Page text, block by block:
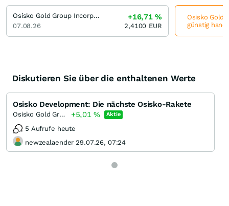
Diskutieren Sie über die enthaltenen Werte
Osisko Development: Die nächste Osisko-Rakete
Osisko Gold Group Incorporation +5,01% Aktie
5 Aufrufe heute
newzealaender 29.07.26, 07:24
Osisko Gold Group Incorporation
07.08.26
+16,71%
2,4100 EUR
Osisko Gold
günstig